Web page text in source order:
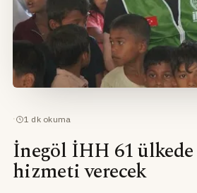
· 1 dk okuma
İnegöl İHH 61
hizmeti verecek